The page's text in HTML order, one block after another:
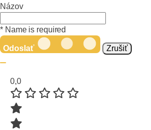
Názov
* Name is required
Odoslať Zrušiť
0,0